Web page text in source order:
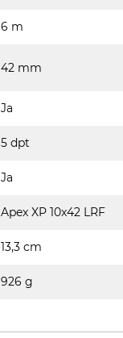
6 m
42 mm
Ja
5 dpt
Ja
Apex XP 10x42 LRF
13,3 cm
926 g